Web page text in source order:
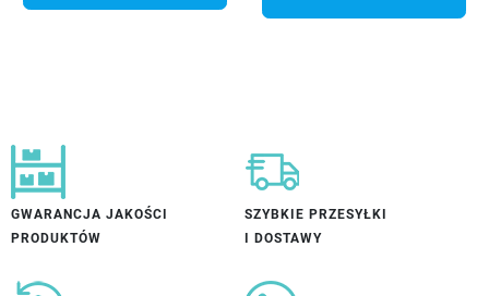
GWARANCJA JAKOŚCI
PRODUKTÓW
SZYBKIE PRZESYŁKI
I DOSTAWY